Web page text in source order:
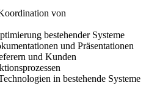
von
bestehender Systeme
und Präsentationen
und Kunden
in bestehende Systeme